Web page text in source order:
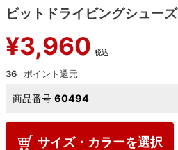
ビットドライビングシューズ
¥3,960 税込
36
商品番号 60494
サイズ・カラーを選択